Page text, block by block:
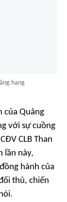
hạng
của Quảng
với sự cuồng
CLB Than
lần này,
hành của
thủ, chiến